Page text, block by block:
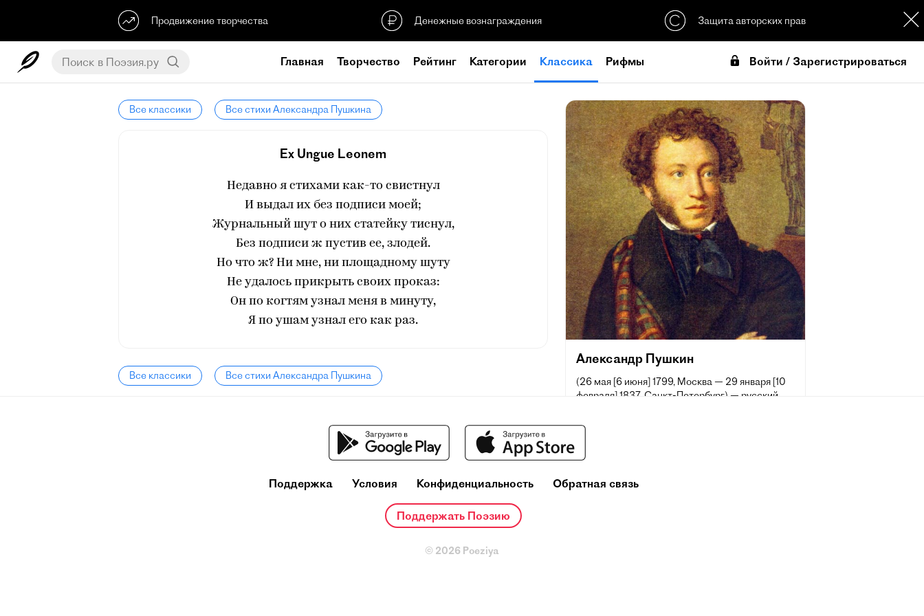
Продвижение творчества Денежные вознаграждения Защита авторских прав
Главная Творчество Рейтинг Категории Классика Рифмы Войти / Зарегистрироваться
Все классики Все стихи Александра Пушкина
Ex Ungue Leonem
Недавно я стихами как-то свистнул
И выдал их без подписи моей;
Журнальный шут о них статейку тиснул,
Без подписи ж пустив ее, злодей.
Но что ж? Ни мне, ни площадному шуту
Не удалось прикрыть своих проказ:
Он по когтям узнал меня в минуту,
Я по ушам узнал его как раз.
Все классики Все стихи Александра Пушкина
Александр Пушкин
(26 мая [6 июня] 1799, Москва — 29 января [10
февраля] 1837, Санкт-Петербург) — русский
русского реалистического направления, критик
деятелей первой трети XIX века.
Ещё при жизни Пушкина сложилась его
Поддержка Условия Конфиденциальность Обратная связь
Поддержать Поэзию
© 2026 Poeziya